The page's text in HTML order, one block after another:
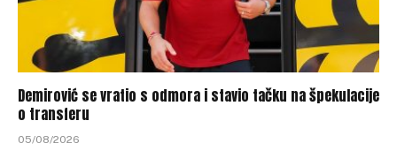
Demirović se vratio s odmora i stavio tačku na špekulacije
o transferu
05/08/2026